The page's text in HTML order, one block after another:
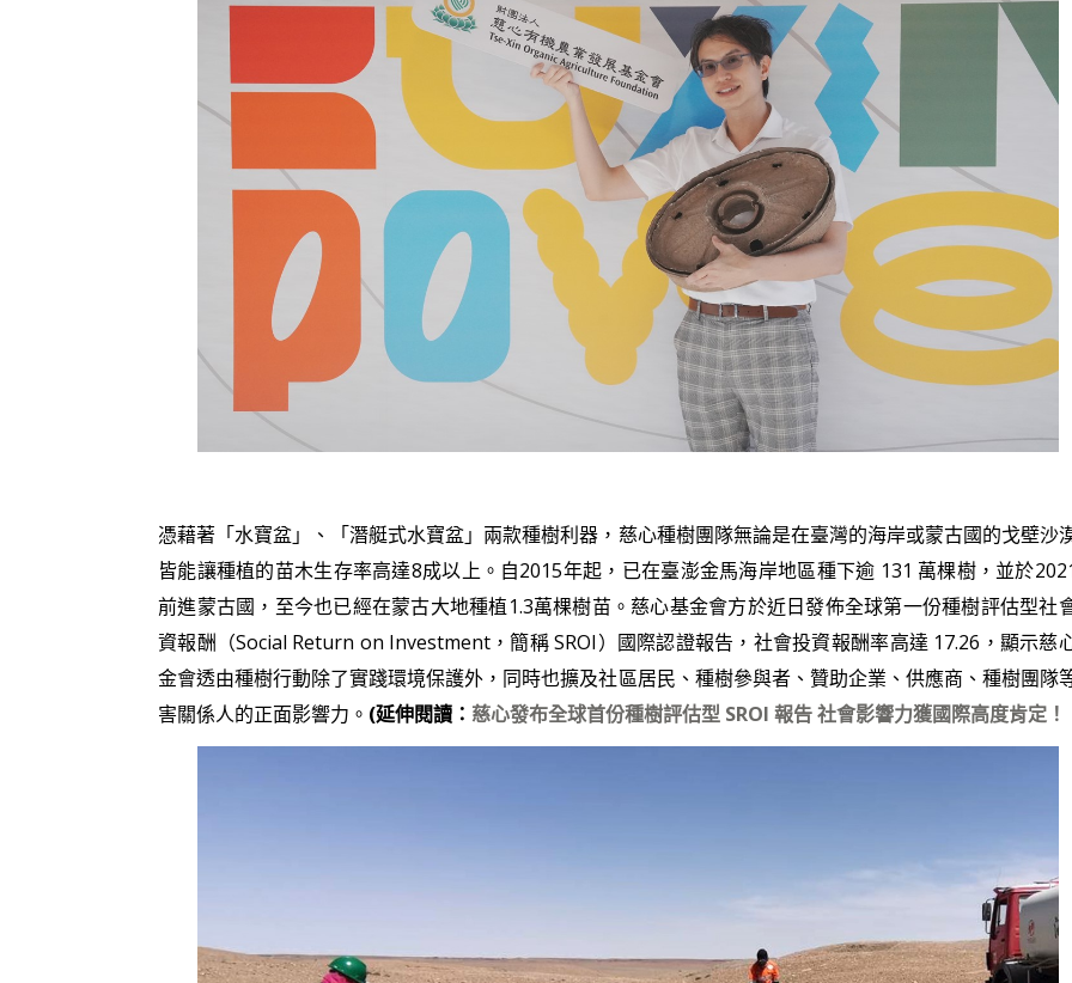
憑藉著「水寶盆」、「潛艇式水寶盆」兩款種樹利器，慈心種樹團隊無論是在臺灣的海岸或蒙古國的戈壁沙
皆能讓種植的苗木生存率高達8成以上。自2015年起，已在臺澎金馬海岸地區種下逾 131 萬棵樹，並於
前進蒙古國，至今也已經在蒙古大地種植1.3萬棵樹苗。慈心基金會方於近日發佈全球第一份種樹評估型社
資報酬（Social Return on Investment，簡稱 SROI）國際認證報告，社會投資報酬率高達 17.26，顯示慈
金會透由種樹行動除了實踐環境保護外，同時也擴及社區居民、種樹參與者、贊助企業、供應商、種樹團隊
害關係人的正面影響力。 (延伸閱讀： 慈心發布全球首份種樹評估型 SROI 報告 社會影響力獲國際高度肯定！